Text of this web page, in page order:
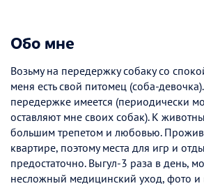
Обо мне
Возьму на передержку собаку со
меня есть свой питомец (соба-
передержке имеется (периодически
оставляют мне своих собак). К
большим трепетом и любовью.
квартире, поэтому места для игр и
предостаточно. Выгул-3 раза в день,
несложный медицинский уход, фото и